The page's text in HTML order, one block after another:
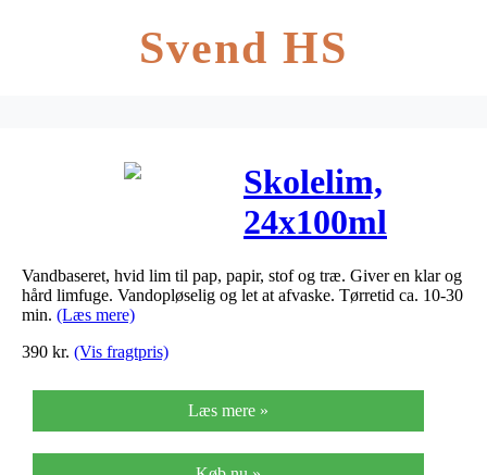
Svend HS
Skolelim,
24x100ml
Vandbaseret, hvid lim til pap, papir, stof og træ. Giver en klar og
hård limfuge. Vandopløselig og let at afvaske. Tørretid ca. 10-30
min. (Læs mere)
390 kr. (Vis fragtpris)
Læs mere »